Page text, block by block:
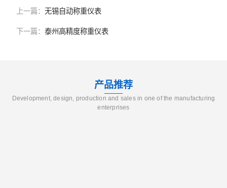
上一篇： 无锡自动称重仪表
下一篇： 泰州高精度称重仪表
产品推荐
Development, design, production and sales in one of the manufacturing
enterprises